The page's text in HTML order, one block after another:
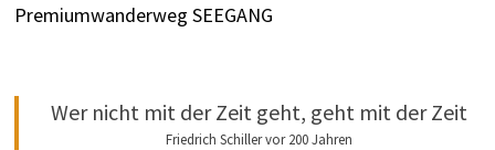
Premiumwanderweg SEEGANG
Wer nicht mit der Zeit geht, geht mit der Zeit
Friedrich Schiller vor 200 Jahren